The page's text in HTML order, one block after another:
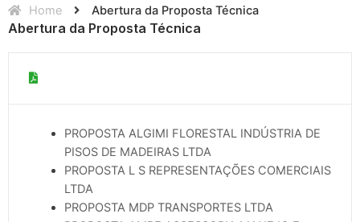
Home Abertura da Proposta Técnica​
Abertura da Proposta Técnica
PROPOSTA ALGIMI FLORESTAL INDÚSTRIA DE
PISOS DE MADEIRAS LTDA
PROPOSTA L S REPRESENTAÇÕES COMERCIAIS
LTDA
PROPOSTA MDP TRANSPORTES LTDA